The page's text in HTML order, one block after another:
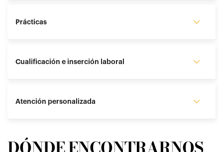
Prácticas
Cualificación e inserción laboral
Atención personalizada